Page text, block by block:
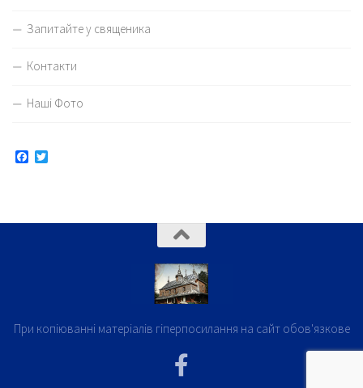
Запитайте у священика
Контакти
Наші Фото
Facebook
При копіюванні матеріалів гіперпосилання на сайт обов'язкове